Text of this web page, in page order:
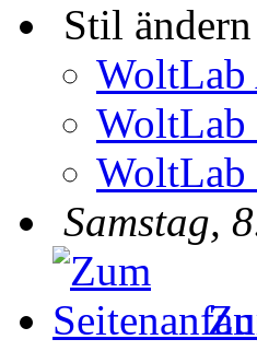
Stil ändern
WoltLab
WoltLab
Samstag,